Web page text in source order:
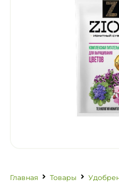
Главная Товары